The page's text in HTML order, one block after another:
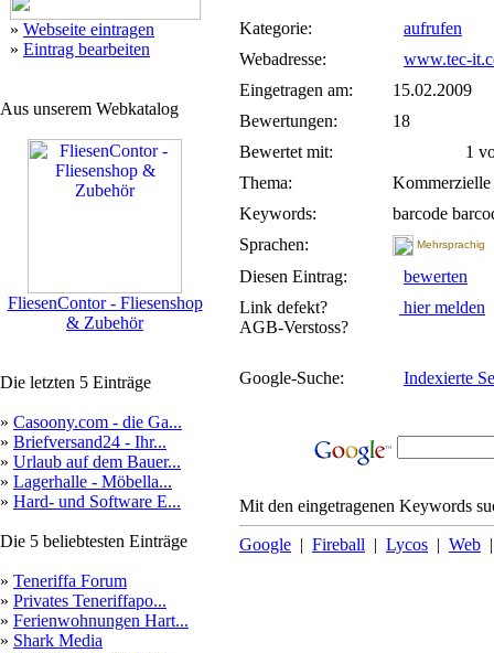
» Webseite eintragen
» Eintrag bearbeiten
Aus unserem Webkatalog
FliesenContor - Fliesenshop
& Zubehör
Die letzten 5 Einträge
» Casoony.com - die Ga...
» Briefversand24 - Ihr...
» Urlaub auf dem Bauer...
» Lagerhalle - Möbella...
» Hard- und Software E...
Die 5 beliebtesten Einträge
» Teneriffa Forum
» Privates Teneriffapo...
» Ferienwohnungen Hart...
» Shark Media
Kategorie:
aufrufen
Webadresse:
www.tec-
Eingetragen am:
15.02.2009
Bewertungen:
18
Bewertet mit:
1
Thema:
Kommerzielle
Keywords:
barcode
Sprachen:
Mehrsprachig
Diesen Eintrag:
bewerten
Link defekt?
AGB-Verstoss?
hier melden
Google-Suche: Indexierte
Mit den eingetragenen Keywords
Google | Fireball | Lycos | Web